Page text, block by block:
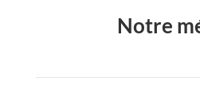
Notre